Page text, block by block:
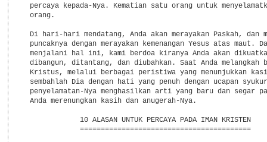
percaya kepada-Nya. Kematian satu orang untuk
  orang.
Di hari-hari mendatang, Anda akan merayakan Paskah, dan
puncaknya dengan merayakan kemenangan Yesus atas maut.
menjalani hal ini, kami berdoa kiranya Anda akan
dibangun, ditantang, dan diubahkan. Saat Anda melangkah
Kristus, melalui berbagai peristiwa yang menunjukkan
sembahlah Dia dengan hati yang penuh dengan ucapan
penyelamatan-Nya menghasilkan arti yang baru dan segar
  Anda merenungkan kasih dan anugerah-Nya.
              10 ALASAN UNTUK PERCAYA PADA IMAN KRISTEN
              =========================================